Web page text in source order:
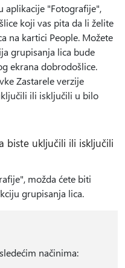
aplikacije "Fotografije",
koji vas pita da li želite
na kartici People. Možete
grupisanja lica bude
ekrana dobrodošlice.
Zastarele verzije
ili isključili u bilo
biste uključili ili isključili
možda ćete biti
grupisanja lica.
načinima: